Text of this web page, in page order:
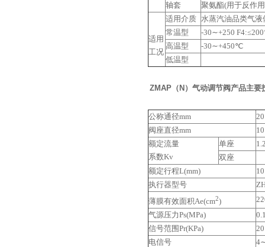
轴套
聚氨酯(用于反作
适用
工况
适用介质 水蒸汽油品类气液
常温型
-30∼+250
高温型
-30∼+450℃
低温型
ZMAP（N）气动调节阀产品主要
公称通径mm
20
阀座直径mm
10
额定流量
系数Kv
单座
双座
额定行程L(mm)
10
执行器型号
薄膜有效面积Ae(cm2)
气源压力Ps(MPa)
信号范围Pr(KPa)
电信号